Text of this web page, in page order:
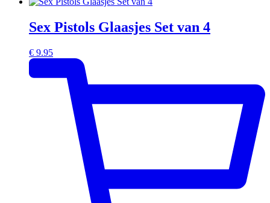
Sex Pistols Glaasjes Set van 4
€ 9.95